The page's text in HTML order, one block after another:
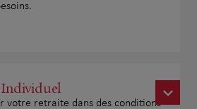
Individuel
votre retraite dans des conditions